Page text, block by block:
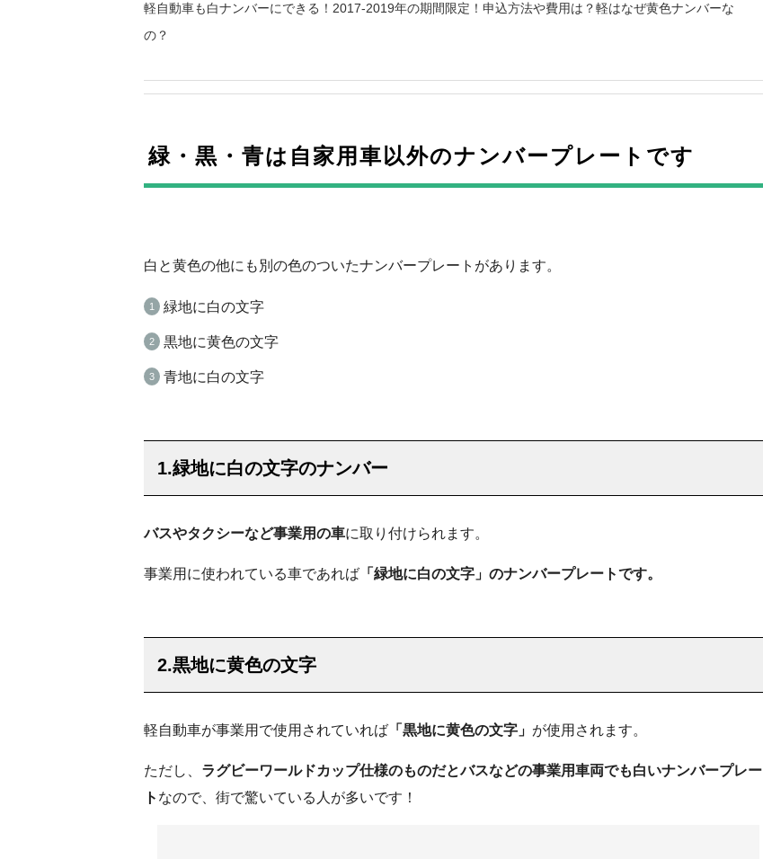
軽自動車も白ナンバーにできる！2017-2019年の期間限定！申込方法や費用は？軽はなぜ黄色ナンバーな
の？
緑・黒・青は自家用車以外のナンバープレートです
白と黄色の他にも別の色のついたナンバープレートがあります。
緑地に白の文字
黒地に黄色の文字
青地に白の文字
1.緑地に白の文字のナンバー
バスやタクシーなど事業用の車に取り付けられます。
事業用に使われている車であれば 「緑地に白の文字」のナンバープレートです。
2.黒地に黄色の文字
軽自動車が事業用で使用されていれば 「黒地に黄色の文字」 が使用されます。
ただし、 ラグビーワールドカップ仕様のものだとバスなどの事業用車両でも白いナンバープレー
ト なので、街で驚いている人が多いです！